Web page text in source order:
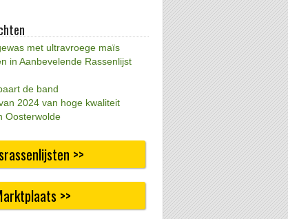
met ultravroege maïs
in Aanbevelende Rassenlijst
de band
2024 van hoge kwaliteit
Oosterwolde
>>
>>